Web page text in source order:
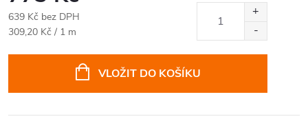
639 Kč bez DPH
Měrná
309,20 Kč / 1 m
VLOŽIT DO KOŠÍKU